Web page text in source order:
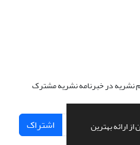
ارائه بهترین
نشریه در خبرنامه نشریه مشترک
اشتراک